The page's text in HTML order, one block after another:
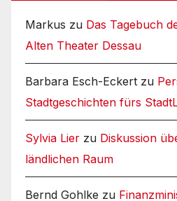
Markus zu Das Tagebuch
Alten Theater Dessau
Barbara Esch-Eckert zu
Stadtgeschichten fürs
Sylvia Lier zu Diskussion
ländlichen Raum
Bernd Gohlke zu